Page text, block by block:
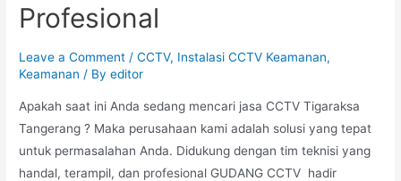
Profesional
Leave a Comment /CCTV, Instalasi CCTV Keamanan,
Keamanan / Byeditor
Apakah saat ini Anda sedang mencari jasa CCTV Tigaraksa
Tangerang ? Maka perusahaan kami adalah solusi yang tepat
untuk permasalahan Anda. Didukung dengan tim teknisi yang
handal, terampil, dan profesional GUDANG CCTV hadir